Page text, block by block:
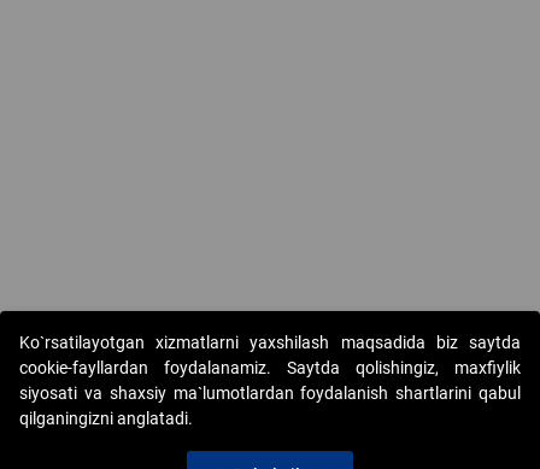
Copyright © 2017-2026. "Elektron onlayn-auksionlarni
tashkil etish" AJ. Barcha huquqlar himoyalangan
Ko`rsatilayotgan xizmatlarni yaxshilash maqsadida biz saytda
cookie-fayllardan foydalanamiz. Saytda qolishingiz, maxfiylik
siyosati va shaxsiy ma`lumotlardan foydalanish shartlarini qabul
qilganingizni anglatadi.